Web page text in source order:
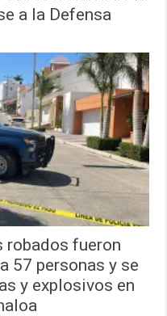
a la Defensa
robados fueron
57 personas y se
y explosivos en